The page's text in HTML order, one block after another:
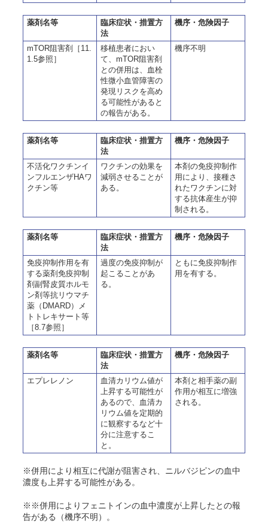
薬剤名等
臨床症状・措置方
法
機序・危険因子
mTOR阻害剤［11.
1.5参照］
移植患者におい
て、mTOR阻害剤
との併用は、血栓
性微小血管障害の
発現リスクを高め
る可能性があると
の報告がある。
機序不明
薬剤名等
臨床症状・措置方
法
機序・危険因子
不活化ワクチンイ
ンフルエンザHAワ
クチン等
ワクチンの効果を
減弱させることが
ある。
本剤の免疫抑制作
用により、接種さ
れたワクチンに対
する抗体産生が抑
制される。
薬剤名等
臨床症状・措置方
法
機序・危険因子
免疫抑制作用を有
する薬剤免疫抑制
剤副腎皮質ホルモ
ン剤等抗リウマチ
薬（DMARD）メ
トトレキサート等
［8.7参照］
過度の免疫抑制が
起こることがあ
る。
ともに免疫抑制作
用を有する。
薬剤名等
臨床症状・措置方
法
機序・危険因子
エプレレノン
血清カリウム値が
上昇する可能性が
あるので、血清カ
リウム値を定期的
に観察するなど十
分に注意するこ
と。
本剤と相手薬の副
作用が相互に増強
される。
※併用により相互に代謝が阻害され、ニルバジピンの血中
濃度も上昇する可能性がある。
※※併用によりフェニトインの血中濃度が上昇したとの報
告がある（機序不明）。